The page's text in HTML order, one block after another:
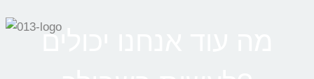
מה עוד אנחנו יכולים